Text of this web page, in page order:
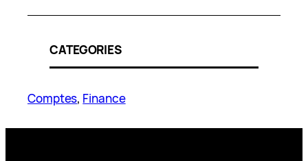
CATEGORIES
Comptes, Finance